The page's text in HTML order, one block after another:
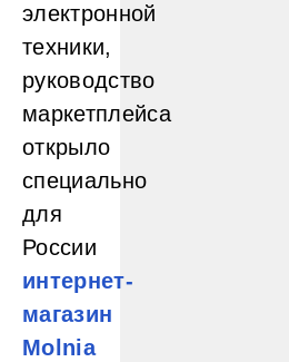
электронной
техники,
руководство
маркетплейса
открыло
специально
для
России
интернет-
магазин
Molnia